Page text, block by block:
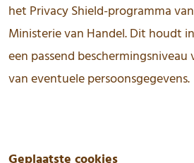
het Privacy Shield-programma
Ministerie van Handel. Dit houdt
een passend
van eventuele persoonsgegevens.